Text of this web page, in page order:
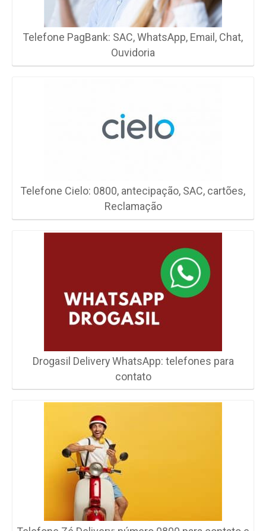
Telefone PagBank: SAC, WhatsApp, Email, Chat,
Ouvidoria
Telefone Cielo: 0800, antecipação, SAC, cartões,
Reclamação
Drogasil Delivery WhatsApp: telefones para
contato